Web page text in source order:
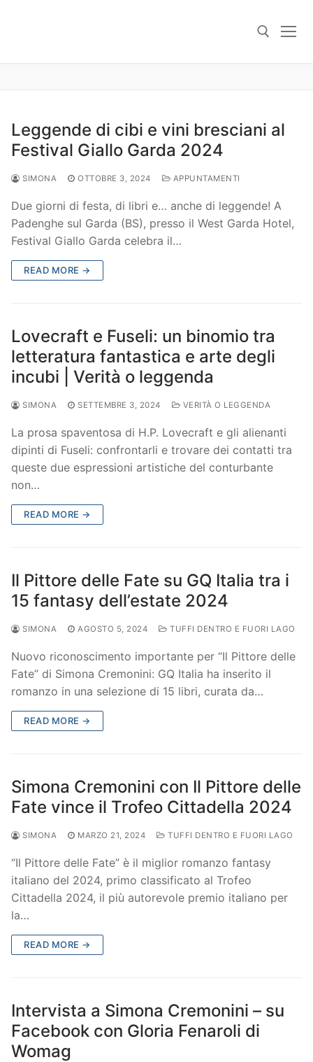
Leggende di cibi e vini bresciani al
Festival Giallo Garda 2024
SIMONA OTTOBRE 3, 2024 APPUNTAMENTI
Due giorni di festa, di libri e… anche di leggende! A
Padenghe sul Garda (BS), presso il West Garda Hotel,
Festival Giallo Garda celebra il…
READ MORE →
Lovecraft e Fuseli: un binomio tra
letteratura fantastica e arte degli
incubi | Verità o leggenda
SIMONA SETTEMBRE 3, 2024 VERITÀ O LEGGENDA
La prosa spaventosa di H.P. Lovecraft e gli alienanti
dipinti di Fuseli: confrontarli e trovare dei contatti tra
queste due espressioni artistiche del conturbante
non…
READ MORE →
Il Pittore delle Fate su GQ Italia tra i
15 fantasy dell’estate 2024
SIMONA AGOSTO 5, 2024 TUFFI DENTRO E FUORI LAGO
Nuovo riconoscimento importante per “Il Pittore delle
Fate” di Simona Cremonini: GQ Italia ha inserito il
romanzo in una selezione di 15 libri, curata da…
READ MORE →
Simona Cremonini con Il Pittore delle
Fate vince il Trofeo Cittadella 2024
SIMONA MARZO 21, 2024 TUFFI DENTRO E FUORI LAGO
“Il Pittore delle Fate” è il miglior romanzo fantasy
italiano del 2024, primo classificato al Trofeo
Cittadella 2024, il più autorevole premio italiano per
la…
READ MORE →
Intervista a Simona Cremonini – su
Facebook con Gloria Fenaroli di
Womag